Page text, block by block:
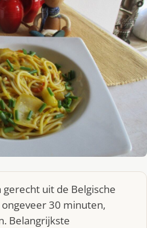
gerecht uit de Belgische
30 minuten,
Belangrijkste